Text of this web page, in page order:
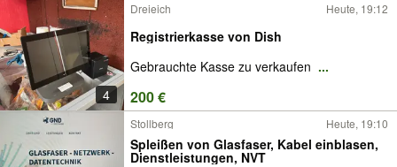
4
Dreieich Heute, 19:12
Registrierkasse von Dish
Gebrauchte Kasse zu verkaufen ...
200 €
Stollberg Heute, 19:10
Spleißen von Glasfaser, Kabel einblasen,
Dienstleistungen, NVT